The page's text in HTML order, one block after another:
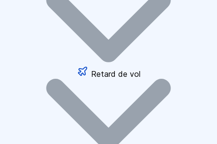
Retard de vol